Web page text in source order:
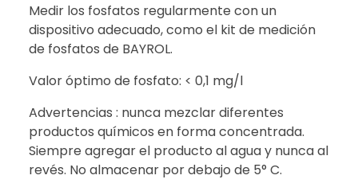
Medir los fosfatos regularmente con un
dispositivo adecuado, como el kit de medición
de fosfatos de BAYROL.
Valor óptimo de fosfato: < 0,1 mg/l
Advertencias : nunca mezclar diferentes
productos químicos en forma concentrada.
Siempre agregar el producto al agua y nunca al
revés. No almacenar por debajo de 5° C.